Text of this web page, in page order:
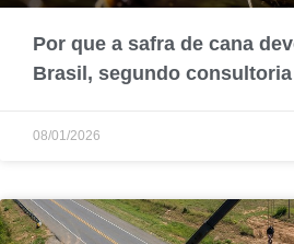
Por que a safra de cana
Brasil, segundo consultoria
08/01/2026